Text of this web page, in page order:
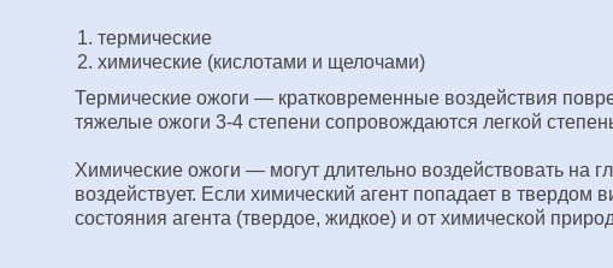
термические
химические (кислотами и щелочами)
Термические ожоги — кратковременные воздействия
тяжелые ожоги 3-4 степени сопровождаются легкой
Химические ожоги — могут длительно воздействовать на
воздействует. Если химический агент попадает в твердом
состояния агента (твердое, жидкое) и от химической